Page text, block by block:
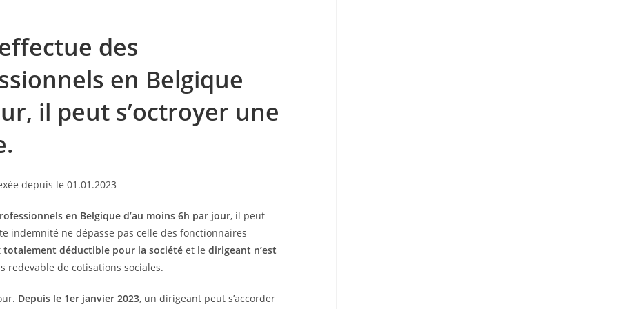
des
en Belgique
il peut s’octroyer une
en Belgique d’au moins 6h par jour, il peut
indemnité ne dépasse pas celle des fonctionnaires
totalement déductible pour la sociétéet le dirigeant n’est
redevable de cotisations sociales.
Depuis le 1er janvier 2023, un dirigeant peut s’accorder